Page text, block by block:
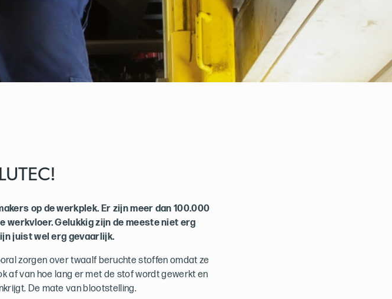
op de werkplek. Er zijn meer dan 100.000
Gelukkig zijn de meeste niet erg
juist wel erg gevaarlijk.
zorgen over twaalf beruchte stoffen omdat ze
af van hoe lang er met de stof wordt gewerkt en
De mate van blootstelling.